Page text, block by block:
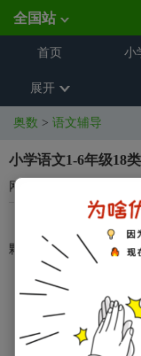
全国站
首页 小
展开
奥数 > 语文辅导
小学语文1-6年级18
网络整理
形状：丸、泡、粒、
颗、块
奥数网提醒：
小升初